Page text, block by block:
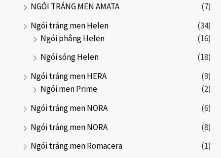
NGÓI TRÁNG MEN AMATA
(7)
Ngói tráng men Helen
(34)
Ngói phẳng Helen
(16)
Ngói sóng Helen
(18)
Ngói tráng men HERA
(9)
Ngói men Prime
(2)
Ngói tráng men NORA
(6)
Ngói tráng men NORA
(8)
Ngói tráng men Romacera
(1)